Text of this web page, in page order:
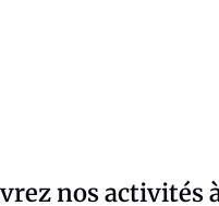
nos activités